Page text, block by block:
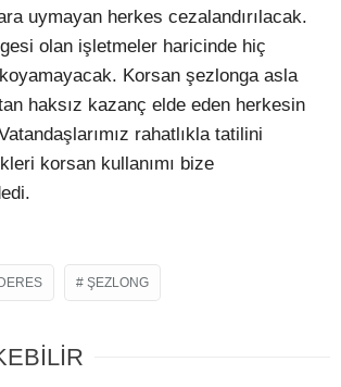
uymayan herkes cezalandırılacak.
olan işletmeler haricinde hiç
Korsan şezlonga asla
haksız kazanç elde eden herkesin
rahatlıkla tatilini
korsan kullanımı bize
ŞEZLONG